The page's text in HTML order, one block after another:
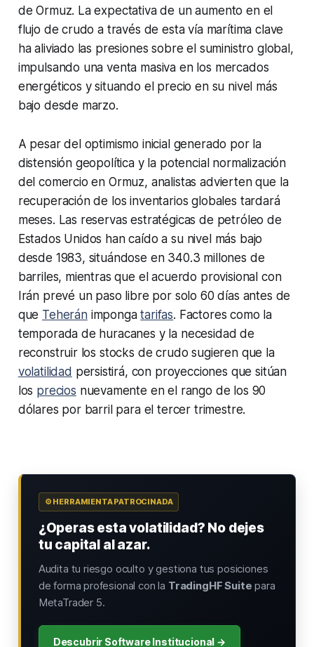
de Ormuz. La expectativa de un aumento en el
flujo de crudo a través de esta vía marítima clave
ha aliviado las presiones sobre el suministro global,
impulsando una venta masiva en los mercados
energéticos y situando el precio en su nivel más
bajo desde marzo.
A pesar del optimismo inicial generado por la
distensión geopolítica y la potencial normalización
del comercio en Ormuz, analistas advierten que la
recuperación de los inventarios globales tardará
meses. Las reservas estratégicas de petróleo de
Estados Unidos han caído a su nivel más bajo
desde 1983, situándose en 340.3 millones de
barriles, mientras que el acuerdo provisional con
Irán prevé un paso libre por solo 60 días antes de
que Teheránimpongatarifas. Factores como la
temporada de huracanes y la necesidad de
reconstruir los stocks de crudo sugieren que la
volatilidad persistirá, con proyecciones que sitúan
los precios nuevamente en el rango de los 90
dólares por barril para el tercer trimestre.
⚙️ HERRAMIENTA PATROCINADA
¿Operas esta volatilidad? No dejes
tu capital al azar.
Audita tu riesgo oculto y gestiona tus posiciones
de forma profesional con la TradingHF Suite para
MetaTrader 5.
Descubrir Software Institucional →